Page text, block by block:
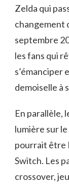
Zelda qui
changement
septembre
les fans qui
s’émanciper
demoiselle à
En parallèle,
lumière sur
pourrait être
Switch. Les
crossover,